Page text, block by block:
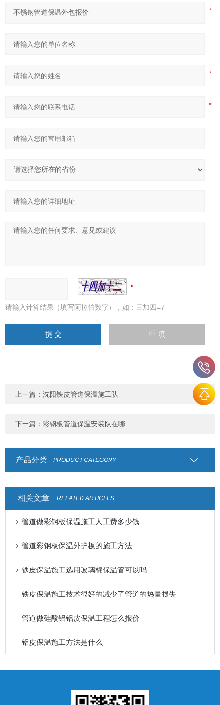
请输入计算结果（填写阿拉伯数字），如：三加四=7
上一篇：沈阳铁皮管道保温施工队
下一篇：彩钢板管道保温安装队在哪
产品分类 PRODUCT CATEGORY
相关文章 RELATED ARTICLES
管道做彩钢板保温施工人工费多少钱
管道彩钢板保温外护板的施工方法
铁皮保温施工选用玻璃棉保温管可以吗
铁皮保温施工技术很好的减少了管道的热量损失
管道做硅酸铝铝皮保温工程怎么报价
铝皮保温施工方法是什么